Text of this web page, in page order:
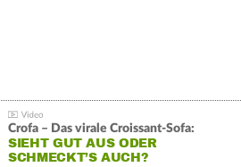
Crofa – Das virale Croissant-Sofa:
SIEHT GUT AUS ODER
SCHMECKT’S AUCH?